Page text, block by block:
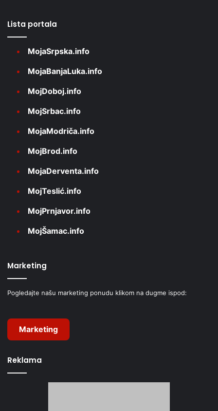
Lista portala
MojaSrpska.info
MojaBanjaLuka.info
MojDoboj.info
MojSrbac.info
MojaModriča.info
MojBrod.info
MojaDerventa.info
MojTeslić.info
MojPrnjavor.info
MojŠamac.info
Marketing
Pogledajte našu marketing ponudu klikom na dugme ispod:
Marketing
Reklama